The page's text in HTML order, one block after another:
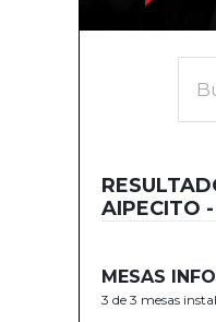
AIPECITO
MESAS
3 de 3 mesas